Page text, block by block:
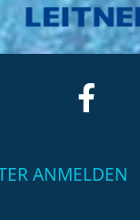
ANMELDEN